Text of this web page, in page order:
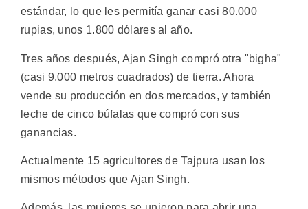
estándar, lo que les permitía ganar casi 80.000
rupias, unos 1.800 dólares al año.
Tres años después, Ajan Singh compró otra "bigha"
(casi 9.000 metros cuadrados) de tierra. Ahora
vende su producción en dos mercados, y también
leche de cinco búfalas que compró con sus
ganancias.
Actualmente 15 agricultores de Tajpura usan los
mismos métodos que Ajan Singh.